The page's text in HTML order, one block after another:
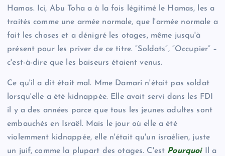
Hamas. Ici, Abu Toha a à la fois légitimé le Hamas, les a
traités comme une armée normale, que l'armée normale a
fait les choses et a dénigré les otages, même jusqu'à
présent pour les priver de ce titre. “Soldats”, “Occupier” –
c'est-à-dire que les baiseurs étaient venus.
Ce qu'il a dit était mal. Mme Damari n'était pas soldat
lorsqu'elle a été kidnappée. Elle avait servi dans les FDI
il y a des années parce que tous les jeunes adultes sont
embauchés en Israël. Mais le jour où elle a été
violemment kidnappée, elle n'était qu'un israélien, juste
un juif, comme la plupart des otages. C'est PourquoiIl a